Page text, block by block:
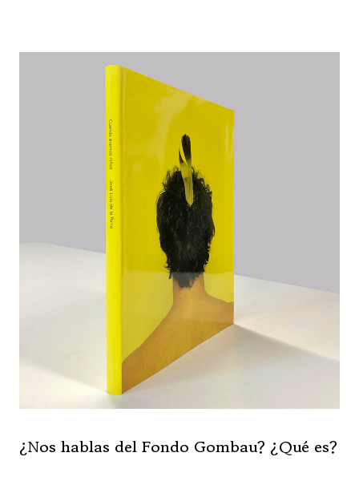
¿Nos hablas del Fondo Gombau? ¿Qué es?